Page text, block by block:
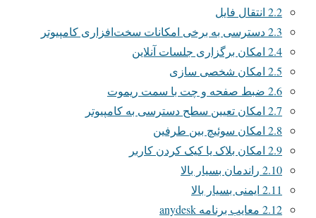
2.2 انتقال فایل
2.3دسترسی به برخی امکانات سخت‌افزاری کامپیوتر
2.4 امکان برگزاری جلسات آنلاین
2.5 امکان شخصی سازی
2.6 ضبط صفحه و چت با سمت ریموت
2.7 امکان تعیین سطح دسترسی به کامپیوتر
2.8 امکان سوئیچ بین طرفین
2.9 امکان بلاک یا کیک کردن کاربر
2.10 راندمان بسیار بالا
2.11 ایمنی بسیار بالا
2.12 معایب برنامه anydesk